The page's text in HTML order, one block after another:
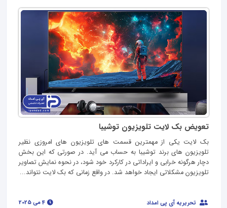
تعویض بک لایت تلویزیون توشیبا
بک لایت یکی از مهمترین قسمت های تلویزیون های امروزی نظیر
تلویزیون های برند توشیبا به حساب می آید. در صورتی که این بخش
دچار هرگونه خرابی و ایراداتی در کارکرد خود شود، در نحوه نمایش تصاویر
تلویزیون مشکلاتی ایجاد خواهد شد. در واقع زمانی که بک لایت نتواند...
تحریریه آی پی امداد